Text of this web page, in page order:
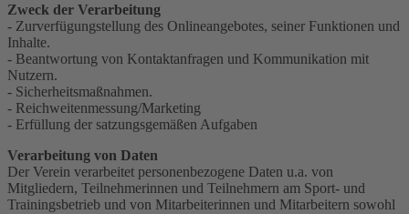
Zweck der Verarbeitung
- Zurverfügungstellung des Onlineangebotes, seiner Funktionen und
Inhalte.
- Beantwortung von Kontaktanfragen und Kommunikation mit
Nutzern.
- Sicherheitsmaßnahmen.
- Reichweitenmessung/Marketing
- Erfüllung der satzungsgemäßen Aufgaben
Verarbeitung von Daten
Der Verein verarbeitet personenbezogene Daten u.a. von
Mitgliedern, Teilnehmerinnen und Teilnehmern am Sport- und
Trainingsbetrieb und von Mitarbeiterinnen und Mitarbeitern sowohl